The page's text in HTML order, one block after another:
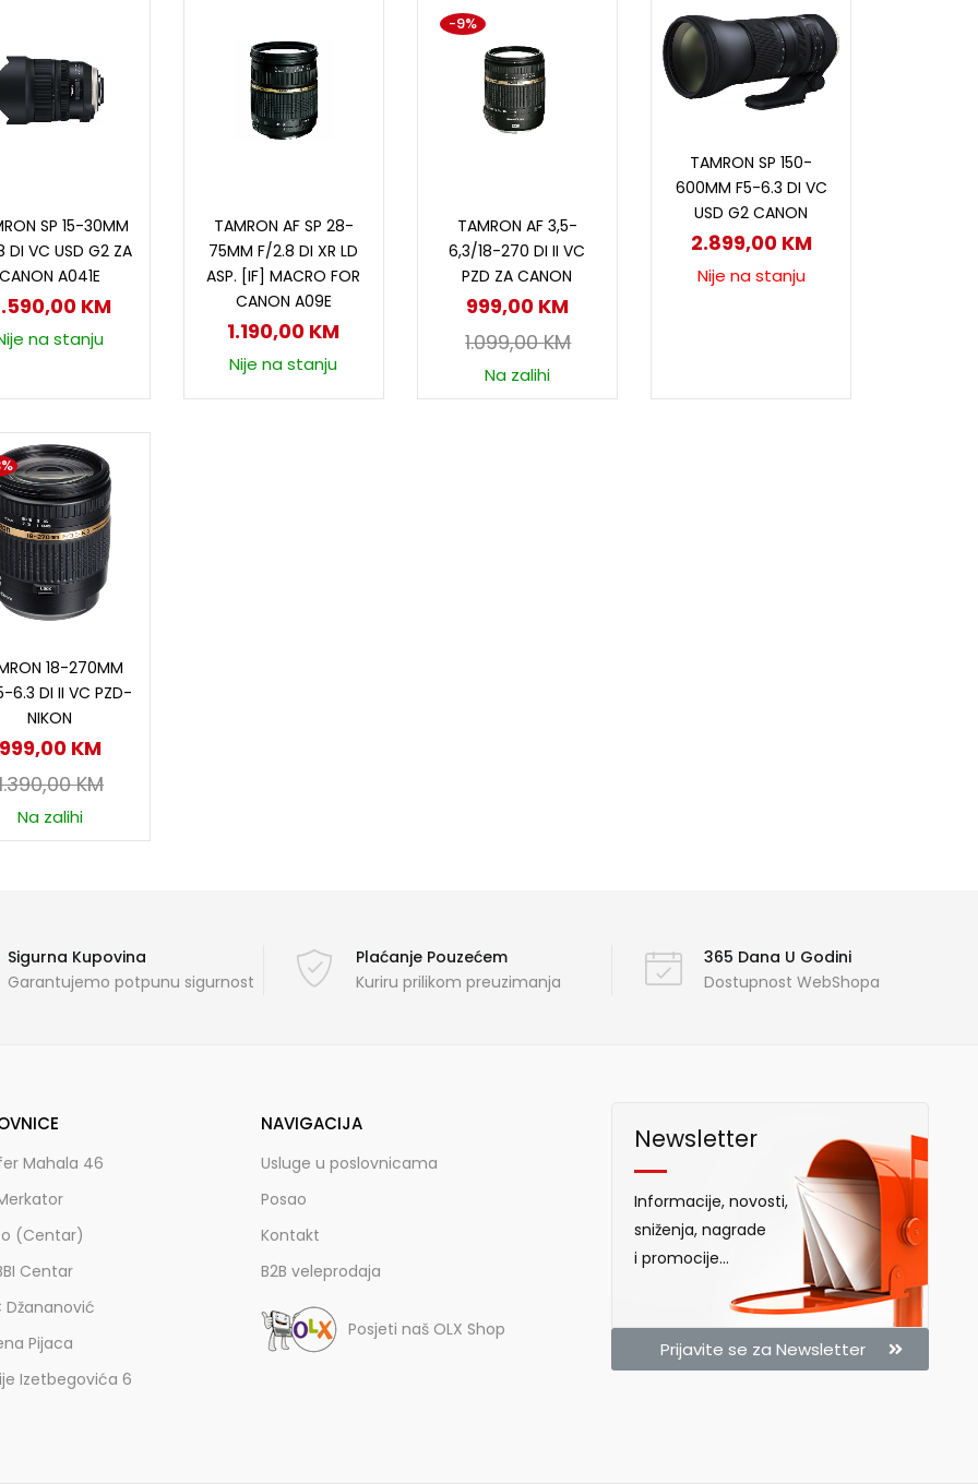
SP 15-30MM
DI VC USD G2 ZA
CANON A041E
KM
na stanju
TAMRON AF SP 28-
75MM F/2.8 DI XR LD
ASP. [IF] MACRO FOR
CANON A09E
1.190,00 KM
Nije na stanju
TAMRON AF 3,5-
6,3/18-270 DI II VC
PZD ZA CANON
999,00 KM
1.099,00KM
-9%
Na zalihi
TAMRON SP 150-
600MM F5-6.3 DI VC
USD G2 CANON
2.899,00 KM
Nije na stanju
18-270MM
6.3 DI II VC PZD-
NIKON
KM
KM
Na zalihi
Sigurna Kupovina
Garantujemo potpunu sigurnost
Plaćanje Pouzećem
Kuriru prilikom preuzimanja
365 Dana U Godini
Dostupnost WebShopa
Mahala 46
(Centar)
Centar
Džananović
Pijaca
Izetbegovića 6
NAVIGACIJA
Usluge u poslovnicama
Posao
Kontakt
B2B veleprodaja
Posjeti naš OLX Shop
Newsletter
Informacije, novosti,
sniženja, nagrade
i promocije...
Prijavite se za Newsletter